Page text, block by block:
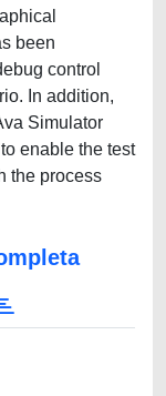
been
control
In addition,
Simulator
enable the test
the process